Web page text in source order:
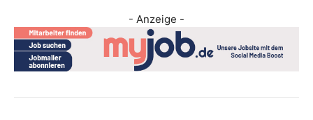
- Anzeige -